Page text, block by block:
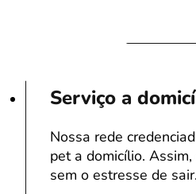
Serviço a
Nossa rede
pet a domicílio.
sem o estresse de sair.